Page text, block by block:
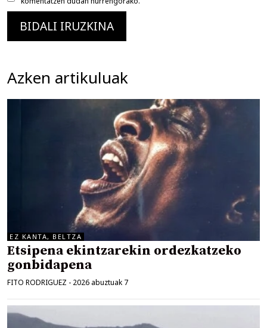
Azken artikuluak
EZ KANTA, BELTZA
Etsipena ekintzarekin ordezkatzeko
gonbidapena
FITO RODRIGUEZ - 2026 abuztuak 7